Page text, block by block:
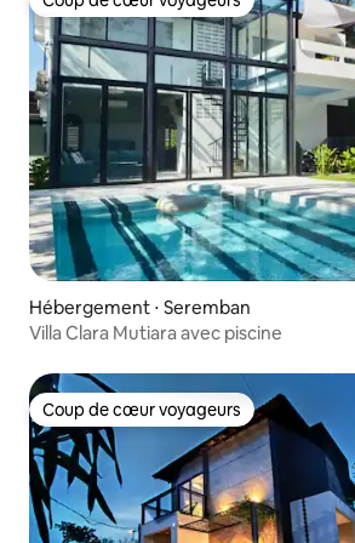
Coup de cœur voyageurs
Hébergement ⋅ Seremban
Villa Clara Mutiara avec piscine
Coup de cœur voyageurs
Coup de cœur voyageurs